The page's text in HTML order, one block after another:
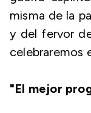
misma de la
y del fervor
celebraremos
"El mejor